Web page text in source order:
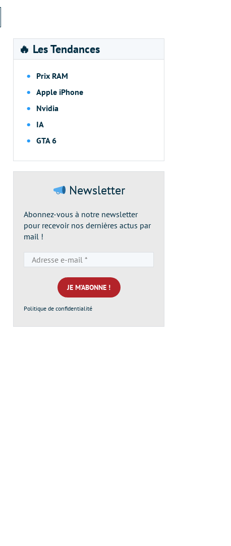
🔥 Les Tendances
Prix RAM
Apple iPhone
Nvidia
IA
GTA 6
Newsletter
Abonnez-vous à notre newsletter
pour recevoir nos dernières actus par
mail !
e-
mail
*
Politique de confidentialité